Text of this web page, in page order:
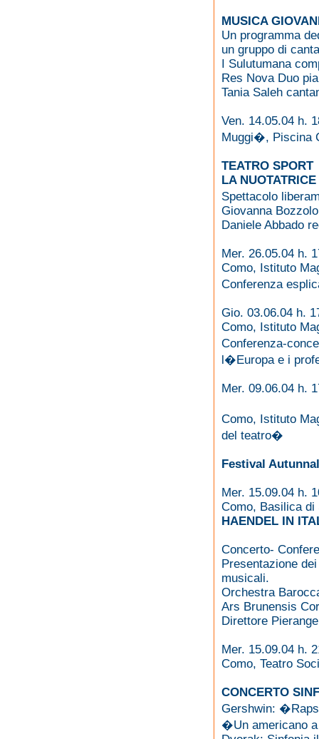
MUSICA
Un programma
un gruppo di
I Sulutumana
Res Nova Duo
Tania Saleh
Ven. 14.05.04 h.
Muggi�, Piscina
TEATRO SPORT
LA NUOTATRICE
Spettacolo
Giovanna
Daniele Abbado
Mer. 26.05.04 h.
Como, Istituto
Conferenza
Gio. 03.06.04 h.
Como, Istituto
Conferenza-
l�Europa e i
Mer. 09.06.04 h.
Como, Istituto
del teatro�
Festival
Mer. 15.09.04 h.
Como, Basilica di
HAENDEL IN
Concerto-
Presentazione
musicali.
Orchestra
Ars Brunensis
Direttore
Mer. 15.09.04 h.
Como, Teatro
CONCERTO
Gershwin:
�Un americano